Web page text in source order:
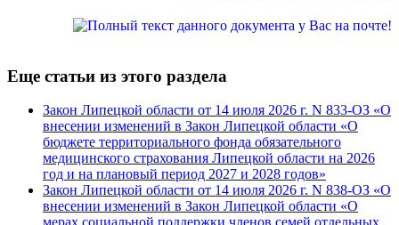
Еще статьи из этого раздела
Закон Липецкой области от 14 июля 2026 г. N 833-ОЗ «О
внесении изменений в Закон Липецкой области «О
бюджете территориального фонда обязательного
медицинского страхования Липецкой области на 2026
год и на плановый период 2027 и 2028 годов»
Закон Липецкой области от 14 июля 2026 г. N 838-ОЗ «О
внесении изменений в Закон Липецкой области «О